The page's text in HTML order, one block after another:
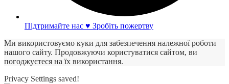
Підтримайте нас ♥ Зробіть пожертву
Ми використовуємо куки для забезпечення належної роботи
нашого сайту. Продовжуючи користуватися сайтом, ви
погоджуєтеся на їх використання.
Privacy Settings saved!